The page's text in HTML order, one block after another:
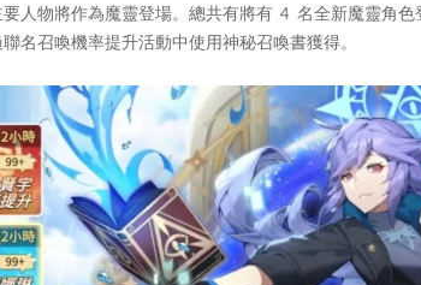
物將作為魔靈登場。總共有將有 4 名全新魔靈角
名召喚機率提升活動中使用神秘召喚書獲得。